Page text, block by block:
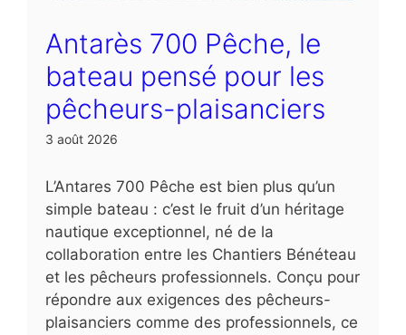
Antarès 700 Pêche, le
bateau pensé pour les
pêcheurs-plaisanciers
3 août 2026
L’Antares 700 Pêche est bien plus qu’un
simple bateau : c’est le fruit d’un héritage
nautique exceptionnel, né de la
collaboration entre les Chantiers Bénéteau
et les pêcheurs professionnels. Conçu pour
répondre aux exigences des pêcheurs-
plaisanciers comme des professionnels, ce